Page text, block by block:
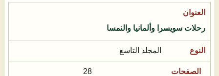
رحلات سويسرا وألمانيا والنمسا
المجلد التاسع
28